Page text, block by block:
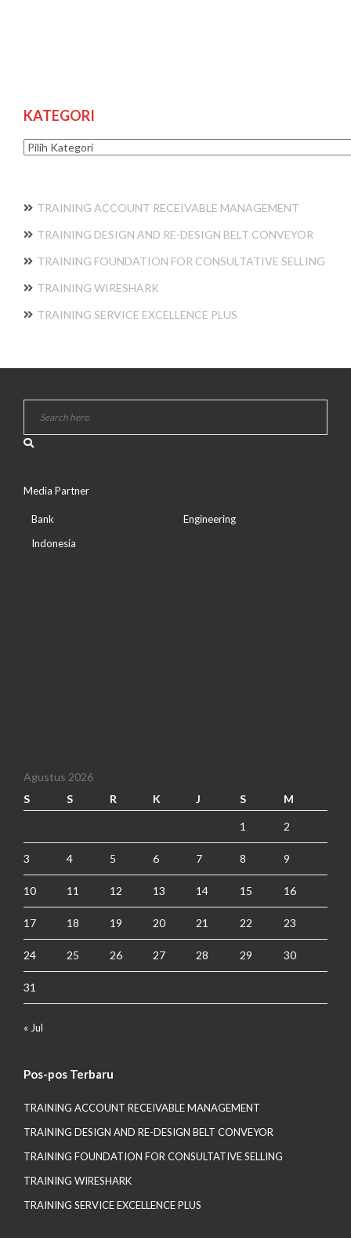
KATEGORI
Kategori
TRAINING ACCOUNT RECEIVABLE MANAGEMENT
TRAINING DESIGN AND RE-DESIGN BELT CONVEYOR
TRAINING FOUNDATION FOR CONSULTATIVE SELLING
TRAINING WIRESHARK
TRAINING SERVICE EXCELLENCE PLUS
Media Partner
Bank
Indonesia
Engineering
Agustus 2026
S
S R K J S M
1 2
3 4 5 6 7 8 9
10 11 12 13 14 15 16
17 18 19 20 21 22 23
24 25 26 27 28 29 30
31
« Jul
Pos-pos Terbaru
TRAINING ACCOUNT RECEIVABLE MANAGEMENT
TRAINING DESIGN AND RE-DESIGN BELT CONVEYOR
TRAINING FOUNDATION FOR CONSULTATIVE SELLING
TRAINING WIRESHARK
TRAINING SERVICE EXCELLENCE PLUS